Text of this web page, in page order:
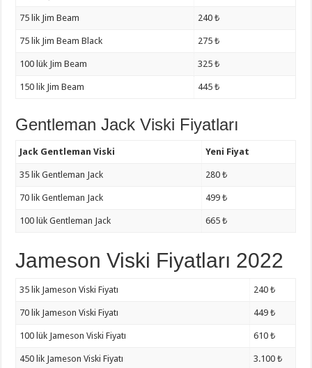
75 lik Jim Beam 240 ₺
75 lik Jim Beam Black 275 ₺
100 lük Jim Beam 325 ₺
150 lik Jim Beam 445 ₺
Gentleman Jack Viski Fiyatları
Jack Gentleman Viski Yeni Fiyat
35 lik Gentleman Jack 280 ₺
70 lik Gentleman Jack 499 ₺
100 lük Gentleman Jack 665 ₺
Jameson Viski Fiyatları 2022
35 lik Jameson Viski Fiyatı 240 ₺
70 lik Jameson Viski Fiyatı 449 ₺
100 lük Jameson Viski Fiyatı 610 ₺
450 lik Jameson Viski Fiyatı 3.100 ₺